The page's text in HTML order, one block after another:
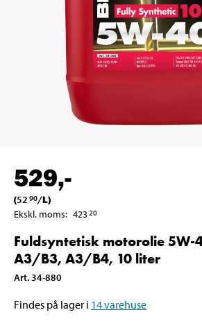
529,-
(52 90/L)
Ekskl. moms: 42320
Fuldsyntetisk motorolie 5W-
A3/B3, A3/B4, 10 liter
Art. 34-880
Findes på lager i 14varehuse